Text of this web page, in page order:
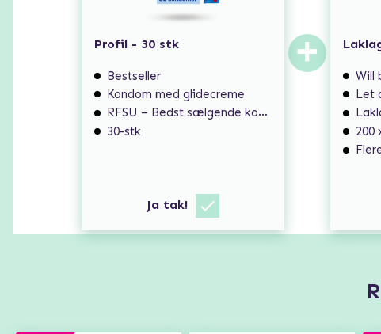
Profil - 30 stk
Bestseller
Kondom med glidecreme
RFSU – Bedst sælgende kondom
30-stk
Ja tak!
+
Will
Let
200